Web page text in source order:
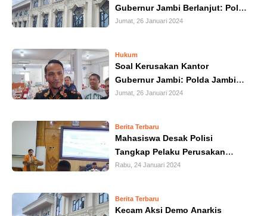
TEKNOLOGI
OLAHRAGA
GALLERY
IN
OPINI
Gubernur Jambi Berlanjut: Polisi
Sudah Mengindentifikasi
Jumat, 26 Januari 2024
Hukum
Soal Kerusakan Kantor
Gubernur Jambi: Polda Jambi
Sudah Periksa 6 Saksi
Jumat, 26 Januari 2024
Berita Terbaru
Mahasiswa Desak Polisi
Tangkap Pelaku Perusakan
Kantor Gubernur Jambi
Rabu, 24 Januari 2024
Berita Terbaru
Kecam Aksi Demo Anarkis